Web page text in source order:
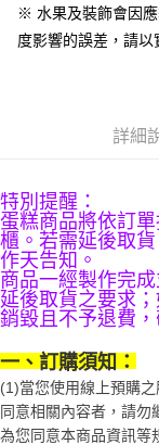
1.本服務由台灣大哥大
2.付款方式選擇「大哥
消。如遇「轉專審核
1.分期款項不併入電信
醒簡訊。
2.透過簡訊連結打開帳
帳／街口支付／iPASS
【注意事項】
1.本服務係由「台灣大
買賣價金債權讓與本公
2.基於同意付款使用「
資料（包含姓名、電
由本公司與您本人進
3.完整用戶服務條款，
AFTEE先享後付
相關說明
１．簡單：不需註冊
２．便利：只要手機
【「AFTEE先享後付」
１．於結帳方式選擇「
結帳頁面，進行簡訊
２．訂單成立數日內，
３．收到繳費通知簡
ATM／網路銀行／等
※ 請注意：結帳手續完
後付繳納相關費用。
※ 交易是否成功請以
是否繳費成功／繳費
客戶支援中心」
免運費
※ 水果及裝飾會因
度影響的誤差，請以
詳細
特別提醒：
蛋糕商品將依訂
櫃。若需延後取
作天告知。
商品一經製作完
延後取貨之要求
銷毀且不予退費，
一、訂購須知：
(1)當您使用線上預購
同意相關內容者，請勿
為您同意本商品資訊等